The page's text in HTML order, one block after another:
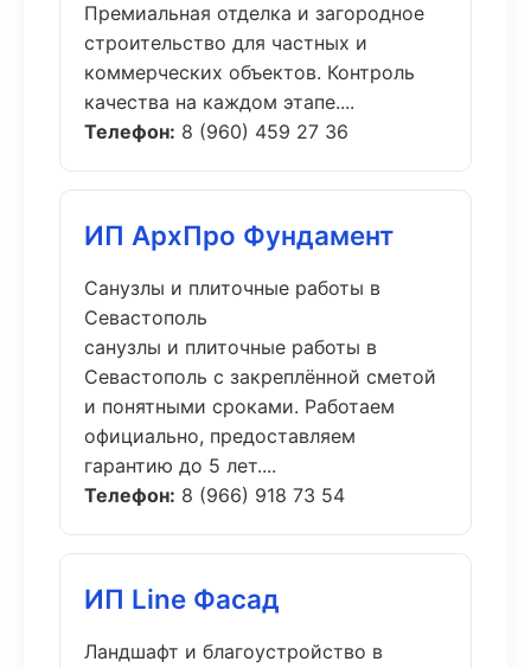
Премиальная отделка и загородное
строительство для частных и
коммерческих объектов. Контроль
качества на каждом этапе....
Телефон: 8 (960) 459 27 36
ИП АрхПро Фундамент
Санузлы и плиточные работы в
Севастополь
санузлы и плиточные работы в
Севастополь с закреплённой сметой
и понятными сроками. Работаем
официально, предоставляем
гарантию до 5 лет....
Телефон: 8 (966) 918 73 54
ИП Line Фасад
Ландшафт и благоустройство в